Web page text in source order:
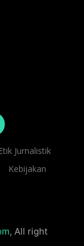
Jurnalistik
Kebijakan
, All right